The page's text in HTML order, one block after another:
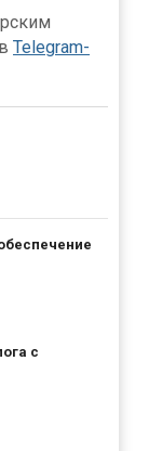
Telegram-
с